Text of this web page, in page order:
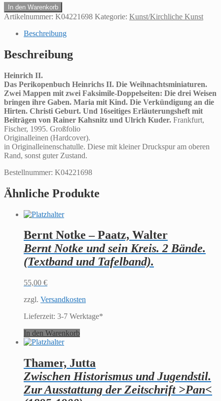
Heinrich
II.Das
Heinrichs
Die
Weihnachtsminiaturen.
Mappen
mit
zwei
Faksimile-
Doppelseiten:
Die
drei
Weisen
bringen
ihre
Maria
Kind.
Verkündigung
Hirten.
Geburt.
Erläuterungsheft
Beiträgen
Rainer
Ulrich
Menge
In den Warenkorb
Artikelnummer: K04221698 Kategorie: Kunst/Kirchliche Kunst
Beschreibung
Beschreibung
Heinrich II.
Das Perikopenbuch Heinrichs II. Die Weihnachtsminiaturen.
Zwei Mappen mit zwei Faksimile-Doppelseiten: Die drei Weisen
bringen ihre Gaben. Maria mit Kind. Die Verkündigung an die
Hirten. Christi Geburt. Und 16seitiges Erläuterungsheft mit
Beiträgen von Rainer Kahsnitz und Ulrich Kuder. Frankfurt,
Fischer, 1995. Großfolio
Originalleinen (Hardcover).
in Originalleinenschatulle. Diese mit kleiner Druckspur am oberen
Rand, sonst guter Zustand.
Bestellnummer: K04221698
Ähnliche Produkte
Bernt Notke – Paatz, Walter
Bernt Notke und sein Kreis. 2 Bände.
(Textband und Tafelband).
55,00 €
zzgl. Versandkosten
Lieferzeit: 3-7 Werktage*
In den Warenkorb
Thamer, Jutta
Zwischen Historismus und Jugendstil.
Zur Ausstattung der Zeitschrift >Pan<